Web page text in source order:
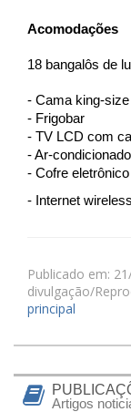
Acomodações
18 bangalôs de
- Cama king-size
- Frigobar
- TV LCD com
- Ar-
- Cofre eletrônico
- Internet wireless
Publicado em:
divulgação/
principal
Artigos